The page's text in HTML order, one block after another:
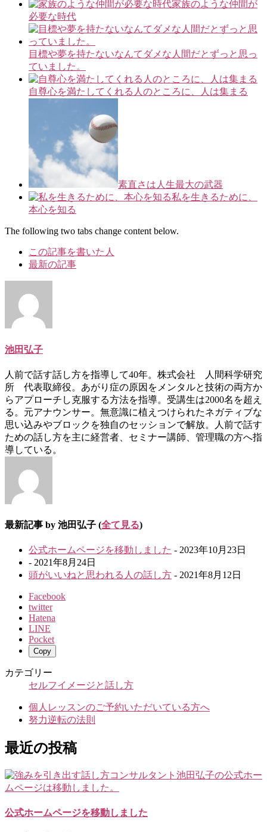
家族のような仲間が
必要な時代
目標や夢を持たないなんてダメな人間だとずっと思っ
ていました。
自尊心を満たしてくれる人のところに、人は集まる
素直さは人生最大の武器
私を生きるために、
本心を知る
The following two tabs change content below.
この記事を書いた人
最新の記事
池田弘子
人前で話す話し方を指導して40年。株式会社 人間科学研究
所 代表取締役。あがり症の原因をメンタルと技術の両方か
らアプローチし克服する方法を指導。受講生は2000名を超え
る。元アナウンサー。無意識に植えつけられたネガティブな
思い込みやブロックを独自のセッションで解放。人前で話す
ための話し方を主に経営者、セミナー講師、管理職の方へ指
導している。
最新記事 by 池田弘子 (全て見る)
公式ホームページを移動しました - 2023年10月23日
- 2021年8月24日
頭がいいねと思われる人の話し方 - 2021年8月12日
Facebook
twitter
Hatena
LINE
Pocket
Copy
カテゴリー
セルフイメージと話し方
個人レッスンのご予約いただいている方へ
努力逆転の法則
最近の投稿
公式ホームページを移動しました